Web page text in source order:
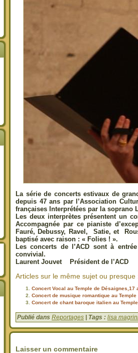
La série de concerts estivaux de
depuis 47 ans par l’Association
françaises Interprétées par la soprano
Les deux interprètes présentent un
Accompagnée par ce pianiste
Fauré, Debussy, Ravel, Satie, et
baptisé avec raison : « Folies ! ».
Les concerts de l’ACD sont à
convivial.
Laurent Jouvet Président de l’ACD
Articles sur le même sujet ou presque
Concert Vocal au Temple de Désaignes,17
Concert de musique romantique au
Concert de chant baroque italien au
Publié dans Reportages | Tags : lisa
Laisser un commentaire